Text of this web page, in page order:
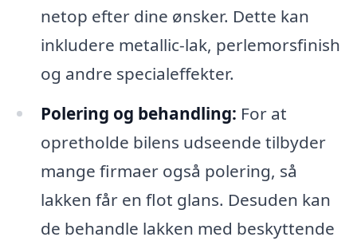
netop efter dine ønsker. Dette kan
inkludere metallic-lak, perlemorsfinish
og andre specialeffekter.
Polering og behandling: For at
opretholde bilens udseende tilbyder
mange firmaer også polering, så
lakken får en flot glans. Desuden kan
de behandle lakken med beskyttende